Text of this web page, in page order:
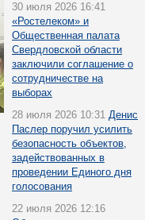
30 июля 2026 16:41
«Ростелеком» и
Общественная палата
Свердловской области
заключили соглашение о
сотрудничестве на
выборах
28 июля 2026 10:31 Денис
Паслер поручил усилить
безопасность объектов,
задействованных в
проведении Единого дня
голосования
22 июля 2026 12:16